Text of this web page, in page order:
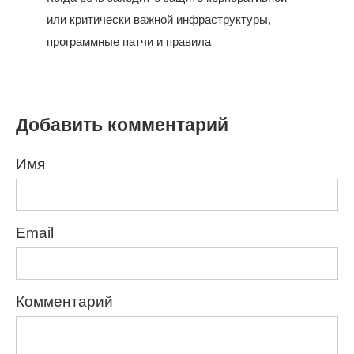
или критически важной инфраструктуры,
программные патчи и правила
Добавить комментарий
Имя
Email
Комментарий